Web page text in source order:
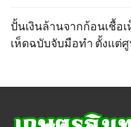
ปั้นเงินล้านจากก้อนเชื้อ
เห็ดฉบับจับมือทำ ตั้งแต่